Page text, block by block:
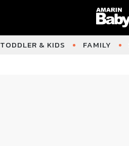
TODDLER & KIDS FAMILY